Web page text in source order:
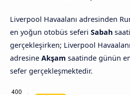
Liverpool Havaalanı adresinden
en yoğun otobüs seferi Sabah
gerçekleşirken; Liverpool
adresine Akşam saatinde günün
sefer gerçekleşmektedir.